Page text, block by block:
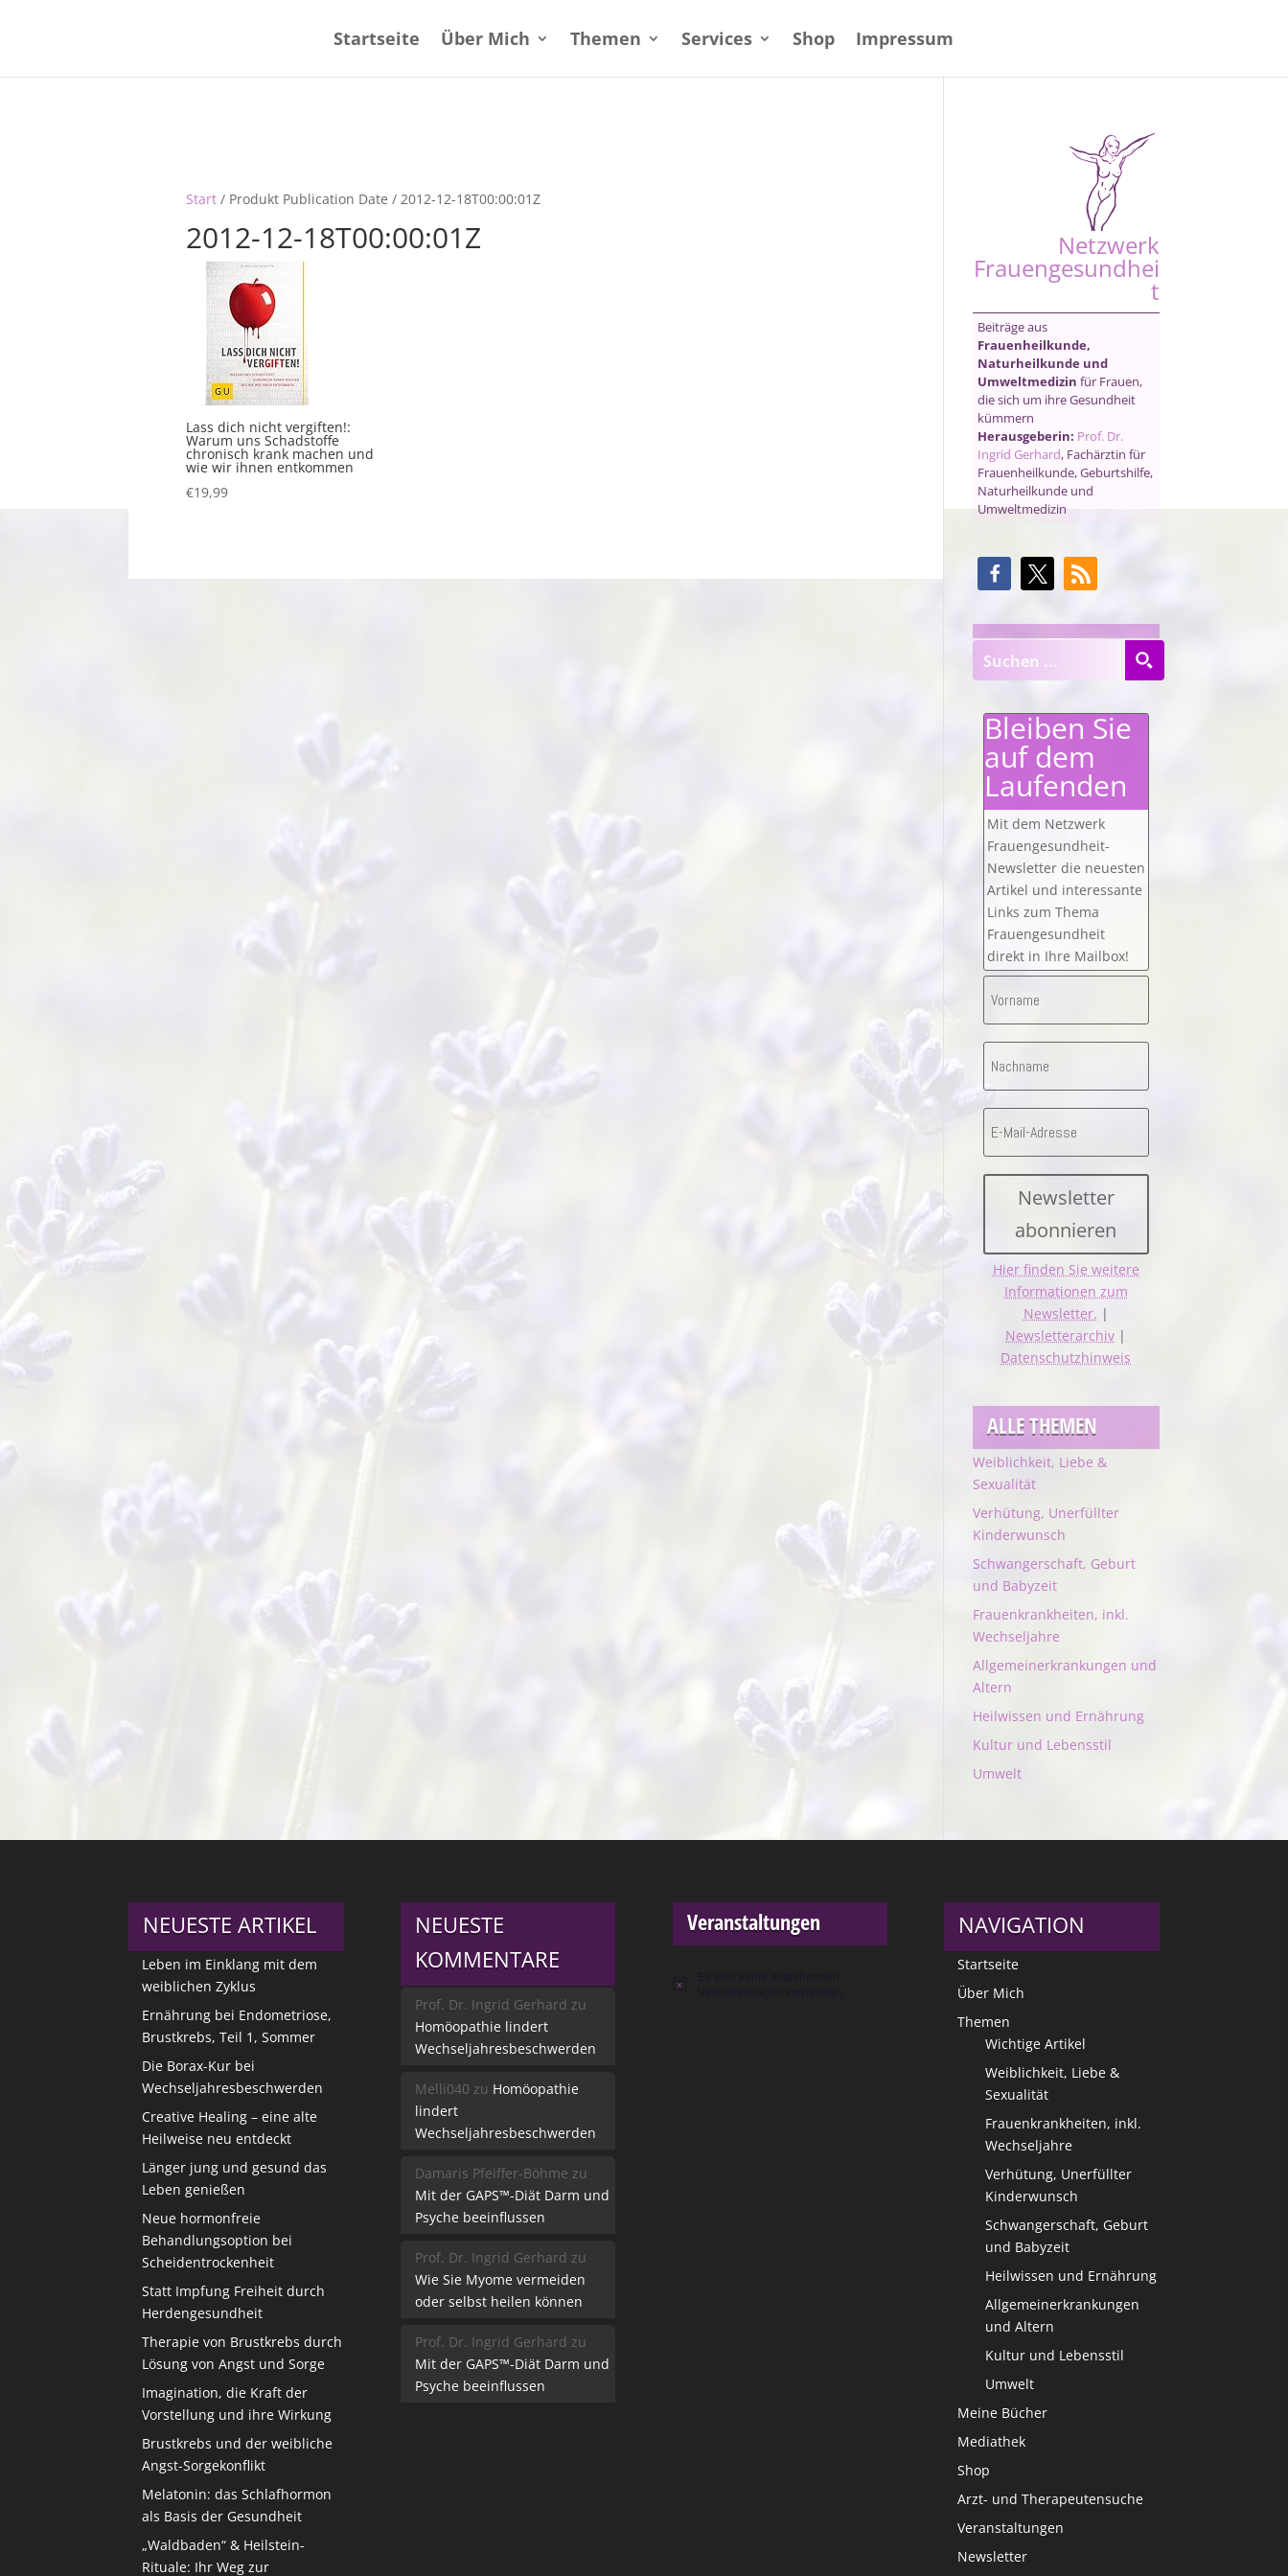
Startseite Über Mich Themen Services Shop Impressum
Start/ Produkt Publication Date / 2012-12-18T00:00:01Z
2012-12-18T00:00:01Z
Lass dich nicht vergiften!:
Warum uns Schadstoffe
chronisch krank machen und
wie wir ihnen entkommen
€19,99
Netzwerk
Frauengesundhei
t
Beiträge aus
Frauenheilkunde,
Naturheilkunde und
Umweltmedizin für Frauen,
die sich um ihre Gesundheit
kümmern
Herausgeberin: Prof. Dr.
Ingrid Gerhard, Fachärztin für
Frauenheilkunde, Geburtshilfe,
Naturheilkunde und
Umweltmedizin
Bleiben Sie
auf dem
Laufenden
Mit dem Netzwerk
Frauengesundheit-
Newsletter die neuesten
Artikel und interessante
Links zum Thema
Frauengesundheit
direkt in Ihre Mailbox!
Newsletter
abonnieren
Hier finden Sie weitere
Informationen zum
Newsletter. |
Newsletterarchiv |
Datenschutzhinweis
ALLE THEMEN
Weiblichkeit, Liebe &
Sexualität
Verhütung, Unerfüllter
Kinderwunsch
Schwangerschaft, Geburt
und Babyzeit
Frauenkrankheiten, inkl.
Wechseljahre
Allgemeinerkrankungen und
Altern
Heilwissen und Ernährung
Kultur und Lebensstil
Umwelt
NEUESTE ARTIKEL
Leben im Einklang mit dem
weiblichen Zyklus
Ernährung bei Endometriose,
Brustkrebs, Teil 1, Sommer
Die Borax-Kur bei
Wechseljahresbeschwerden
Creative Healing – eine alte
Heilweise neu entdeckt
Länger jung und gesund das
Leben genießen
Neue hormonfreie
Behandlungsoption bei
Scheidentrockenheit
Statt Impfung Freiheit durch
Herdengesundheit
Therapie von Brustkrebs durch
Lösung von Angst und Sorge
Imagination, die Kraft der
Vorstellung und ihre Wirkung
Brustkrebs und der weibliche
Angst-Sorgekonflikt
Melatonin: das Schlafhormon
als Basis der Gesundheit
„Waldbaden“ & Heilstein-
Rituale: Ihr Weg zur
NEUESTE
KOMMENTARE
Prof. Dr. Ingrid Gerhard zu
Homöopathie lindert
Wechseljahresbeschwerden
Melli040 zu Homöopathie
lindert
Wechseljahresbeschwerden
Damaris Pfeiffer-Böhme zu
Mit der GAPS™-Diät Darm und
Psyche beeinflussen
Prof. Dr. Ingrid Gerhard zu
Wie Sie Myome vermeiden
oder selbst heilen können
Prof. Dr. Ingrid Gerhard zu
Mit der GAPS™-Diät Darm und
Psyche beeinflussen
Veranstaltungen
Hinweis
NAVIGATION
Startseite
Über Mich
Themen
Wichtige Artikel
Weiblichkeit, Liebe &
Sexualität
Frauenkrankheiten, inkl.
Wechseljahre
Verhütung, Unerfüllter
Kinderwunsch
Schwangerschaft, Geburt
und Babyzeit
Heilwissen und Ernährung
Allgemeinerkrankungen
und Altern
Kultur und Lebensstil
Umwelt
Meine Bücher
Mediathek
Shop
Arzt- und Therapeutensuche
Veranstaltungen
Newsletter